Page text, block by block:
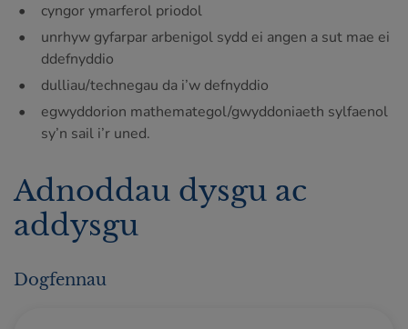
cyngor ymarferol priodol
unrhyw gyfarpar arbenigol sydd ei angen a sut mae ei
ddefnyddio
dulliau/technegau da i’w defnyddio
egwyddorion mathemategol/gwyddoniaeth sylfaenol
sy’n sail i’r uned.
Adnoddau dysgu ac
addysgu
Dogfennau